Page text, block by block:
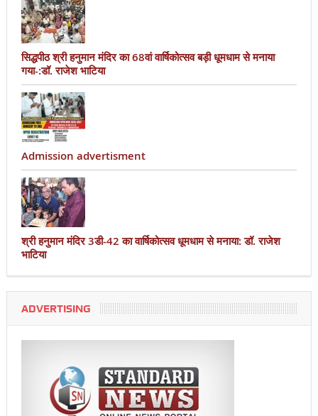
सिद्धपीठ श्री हनुमान मंदिर का 68वां वार्षिकोत्सव बड़ी धूमधाम से मनाया
गया-:डॉ. राजेश भाटिया
Admission advertisment
श्री हनुमान मंदिर 3डी-42 का वार्षिकोत्सव धूमधाम से मनाया: डॉ. राजेश
भाटिया
ADVERTISING